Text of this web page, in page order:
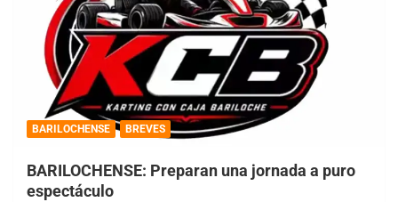
BARILOCHENSE BREVES
BARILOCHENSE: Preparan una jornada a puro
espectáculo